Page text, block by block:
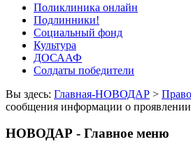
Поликлиника онлайн
Подлинники!
Социальный фонд
Культура
ДОСААФ
Солдаты победители
Вы здесь: Главная-НОВОДАР >
сообщения информации о
НОВОДАР - Главное меню